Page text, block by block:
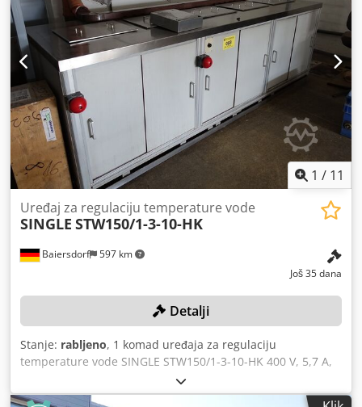
1 / 11
Baiersdorf 597 km
Uređaj za regulaciju temperature vode
SINGLE STW150/1-3-10-HK
Još 35 dana
Detalji
Stanje: rabljeno, 1 komad uređaja za regulaciju
temperature vode SINGLE STW150/1-3-10-HK 400 V, 5,7 A,
50 Hz, mogućnost samostalnog rastavljanja Boja: kao na
slici, prema fotografijama i tijekom pregleda Dimenzije (D/